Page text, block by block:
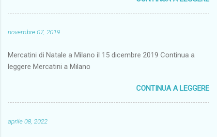
novembre 07, 2019
Mercatini di Natale a Milano il 15 dicembre 2019 Continua a
leggere Mercatini a Milano
CONTINUA A LEGGERE
aprile 08, 2022